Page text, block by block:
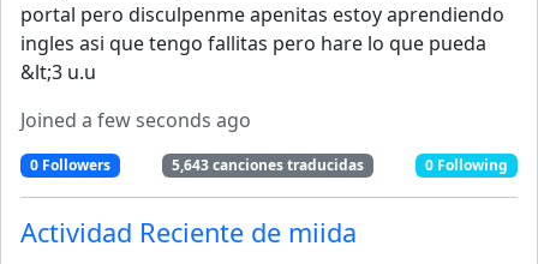
portal pero disculpenme apenitas estoy aprendiendo
ingles asi que tengo fallitas pero hare lo que pueda
&lt;3 u.u
Joined a few seconds ago
0Followers 5,643canciones traducidas 0 Following
Actividad Reciente de miida